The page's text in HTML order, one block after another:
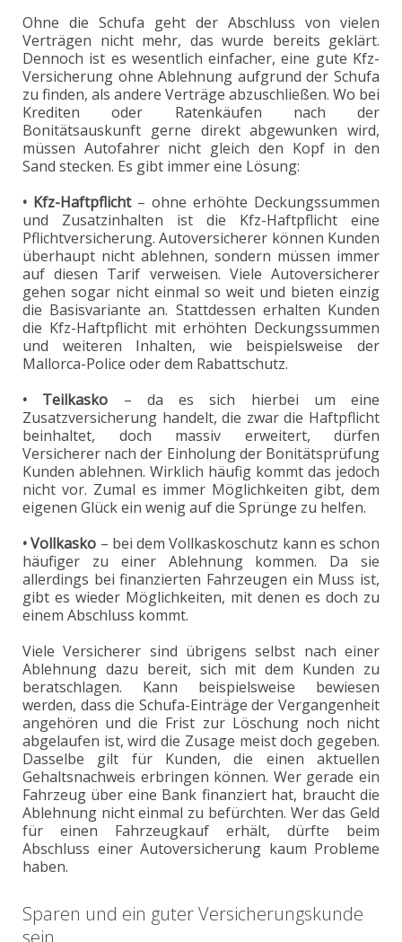
Ohne die Schufa geht der Abschluss von vielen
Verträgen nicht mehr, das wurde bereits geklärt.
Dennoch ist es wesentlich einfacher, eine gute Kfz-
Versicherung ohne Ablehnung aufgrund der Schufa
zu finden, als andere Verträge abzuschließen. Wo bei
Krediten oder Ratenkäufen nach der
Bonitätsauskunft gerne direkt abgewunken wird,
müssen Autofahrer nicht gleich den Kopf in den
Sand stecken. Es gibt immer eine Lösung:
• Kfz-Haftpflicht– ohne erhöhte Deckungssummen
und Zusatzinhalten ist die Kfz-Haftpflicht eine
Pflichtversicherung. Autoversicherer können Kunden
überhaupt nicht ablehnen, sondern müssen immer
auf diesen Tarif verweisen. Viele Autoversicherer
gehen sogar nicht einmal so weit und bieten einzig
die Basisvariante an. Stattdessen erhalten Kunden
die Kfz-Haftpflicht mit erhöhten Deckungssummen
und weiteren Inhalten, wie beispielsweise der
Mallorca-Police oder dem Rabattschutz.
• Teilkasko – da es sich hierbei um eine
Zusatzversicherung handelt, die zwar die Haftpflicht
beinhaltet, doch massiv erweitert, dürfen
Versicherer nach der Einholung der Bonitätsprüfung
Kunden ablehnen. Wirklich häufig kommt das jedoch
nicht vor. Zumal es immer Möglichkeiten gibt, dem
eigenen Glück ein wenig auf die Sprünge zu helfen.
• Vollkasko – bei dem Vollkaskoschutz kann es schon
häufiger zu einer Ablehnung kommen. Da sie
allerdings bei finanzierten Fahrzeugen ein Muss ist,
gibt es wieder Möglichkeiten, mit denen es doch zu
einem Abschluss kommt.
Viele Versicherer sind übrigens selbst nach einer
Ablehnung dazu bereit, sich mit dem Kunden zu
beratschlagen. Kann beispielsweise bewiesen
werden, dass die Schufa-Einträge der Vergangenheit
angehören und die Frist zur Löschung noch nicht
abgelaufen ist, wird die Zusage meist doch gegeben.
Dasselbe gilt für Kunden, die einen aktuellen
Gehaltsnachweis erbringen können. Wer gerade ein
Fahrzeug über eine Bank finanziert hat, braucht die
Ablehnung nicht einmal zu befürchten. Wer das Geld
für einen Fahrzeugkauf erhält, dürfte beim
Abschluss einer Autoversicherung kaum Probleme
haben.
Sparen und ein guter Versicherungskunde